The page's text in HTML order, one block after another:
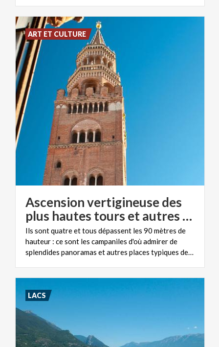
Ascension vertigineuse des
plus hautes tours et autres campaniles de Lombardie
Ils sont quatre et tous dépassent les 90 mètres de
hauteur : ce sont les campaniles d'où admirer de
splendides panoramas et autres places typiques de notre région
ART ET CULTURE
LACS